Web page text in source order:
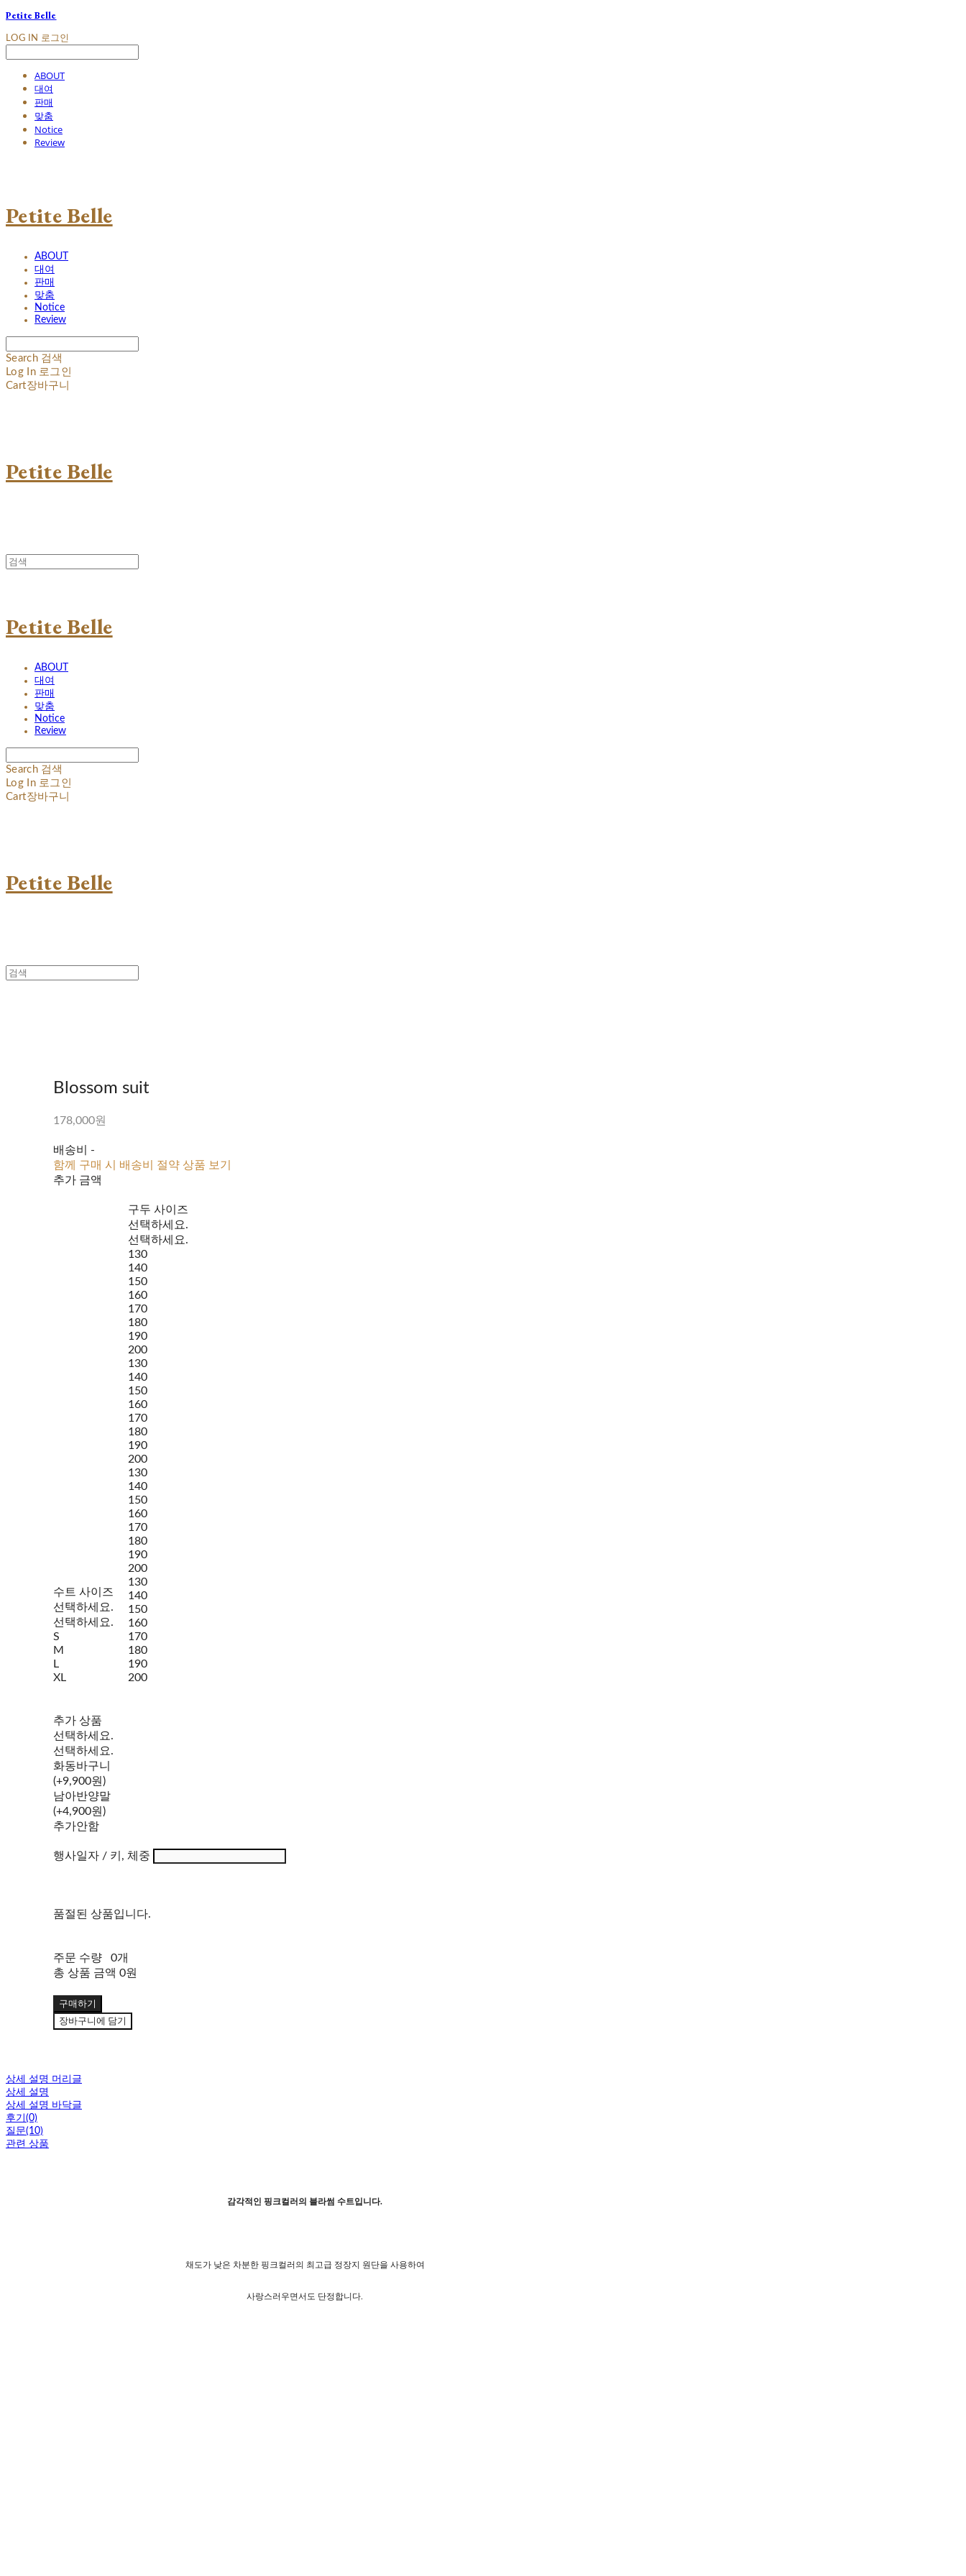
Petite Belle
LOG IN 로그인
ABOUT
대여
판매
맞춤
Notice
Review
Petite Belle
ABOUT
대여
판매
맞춤
Notice
Review
Search 검색
Log In 로그인
Cart장바구니
Petite Belle
Petite Belle
ABOUT
대여
판매
맞춤
Notice
Review
Search 검색
Log In 로그인
Cart장바구니
Petite Belle
Blossom suit
178,000원
배송비 -
함께 구매 시 배송비 절약 상품 보기
추가 금액
수트 사이즈
선택하세요.
선택하세요.
S
M
L
XL
구두 사이즈
선택하세요.
선택하세요.
130
140
150
160
170
180
190
200
130
140
150
160
170
180
190
200
130
140
150
160
170
180
190
200
130
140
150
160
170
180
190
200
추가 상품
선택하세요.
선택하세요.
화동바구니
(+9,900원)
남아반양말
(+4,900원)
추가안함
행사일자 / 키, 체중
품절된 상품입니다.
주문 수량
0개
총 상품 금액 0원
구매하기
장바구니에 담기
상세 설명 머리글
상세 설명
상세 설명 바닥글
후기(0)
질문(10)
관련 상품
감각적인 핑크컬러의 블라썸 수트입니다.
채도가 낮은 차분한 핑크컬러의 최고급 정장지 원단을 사용하여
사랑스러우면서도 단정합니다.